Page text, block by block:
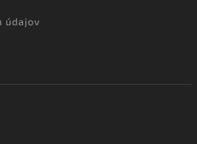
údajov